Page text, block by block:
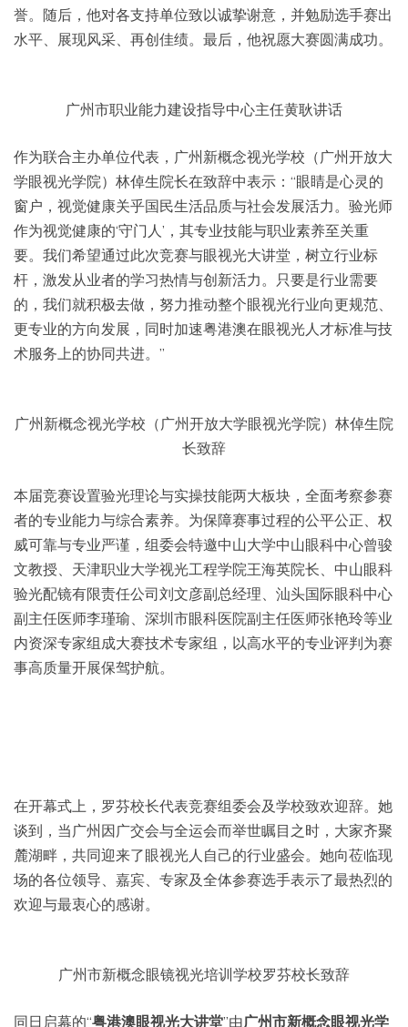
誉。随后，他对各支持单位致以诚挚谢意，并勉励选手赛出
水平、展现风采、再创佳绩。最后，他祝愿大赛圆满成功。
广州市职业能力建设指导中心主任黄耿讲话
作为联合主办单位代表，广州新概念视光学校（广州开放大
学眼视光学院）林倬生院长在致辞中表示：“眼睛是心灵的
窗户，视觉健康关乎国民生活品质与社会发展活力。验光师
作为视觉健康的‘守门人’，其专业技能与职业素养至关重
要。我们希望通过此次竞赛与眼视光大讲堂，树立行业标
杆，激发从业者的学习热情与创新活力。只要是行业需要
的，我们就积极去做，努力推动整个眼视光行业向更规范、
更专业的方向发展，同时加速粤港澳在眼视光人才标准与技
术服务上的协同共进。”
广州新概念视光学校（广州开放大学眼视光学院）林倬生院
长致辞
本届竞赛设置验光理论与实操技能两大板块，全面考察参赛
者的专业能力与综合素养。为保障赛事过程的公平公正、权
威可靠与专业严谨，组委会特邀中山大学中山眼科中心曾骏
文教授、天津职业大学视光工程学院王海英院长、中山眼科
验光配镜有限责任公司刘文彦副总经理、汕头国际眼科中心
副主任医师李瑾瑜、深圳市眼科医院副主任医师张艳玲等业
内资深专家组成大赛技术专家组，以高水平的专业评判为赛
事高质量开展保驾护航。
在开幕式上，罗芬校长代表竞赛组委会及学校致欢迎辞。她
谈到，当广州因广交会与全运会而举世瞩目之时，大家齐聚
麓湖畔，共同迎来了眼视光人自己的行业盛会。她向莅临现
场的各位领导、嘉宾、专家及全体参赛选手表示了最热烈的
欢迎与最衷心的感谢。
广州市新概念眼镜视光培训学校罗芬校长致辞
同日启幕的“粤港澳眼视光大讲堂”由广州市新概念眼视光学